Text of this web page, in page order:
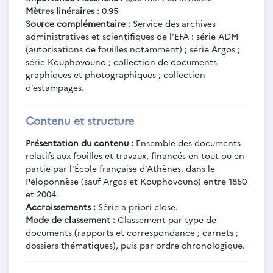
(mai 1926).
PEL-1-1938 - Mission de J. Roger en
Arcadie occidentale (vallées de l'Erymanthe et
du Ladon, région du Lycé) (26 août-13 sept.
1938).
PEL-1-1939 - Mission de J. Roger en
Arcadie occidentale (1er juill.-8 août 1939) et
Metzger (mars-sept. 1939).
PEL-1-1941 - Fouilles de Gortys d'Arcadie
(juill.-août 1941), par R. Martin et H. Metzger,
et voyage de R. Martin à Messène et dans
l’Arcadie du S.-O. (1er-9 sept. 1941) (juil.-déc.
1941).
de R. Martin, H. Metzger, J. Marcadé et J.
Pouilloux à Épidaure (1941-1948) (nov. 1941-mars
1948).
PEL-1-1942 - Fouilles de Gortys d'Arcadie
Mètres linéraires : 0.95
Source complémentaire : Service des archives
administratives et scientifiques de l’EFA : série ADM
(autorisations de fouilles notamment) ; série Argos ;
série Kouphovouno ; collection de documents
graphiques et photographiques ; collection
d’estampages.
Contenu et structure
Présentation du contenu : Ensemble des documents
relatifs aux fouilles et travaux, financés en tout ou en
partie par l'École française d’Athènes, dans le
Péloponnèse (sauf Argos et Kouphovouno) entre 1850
et 2004.
Accroissements : Série a priori close.
Mode de classement : Classement par type de
documents (rapports et correspondance ; carnets ;
dossiers thématiques), puis par ordre chronologique.